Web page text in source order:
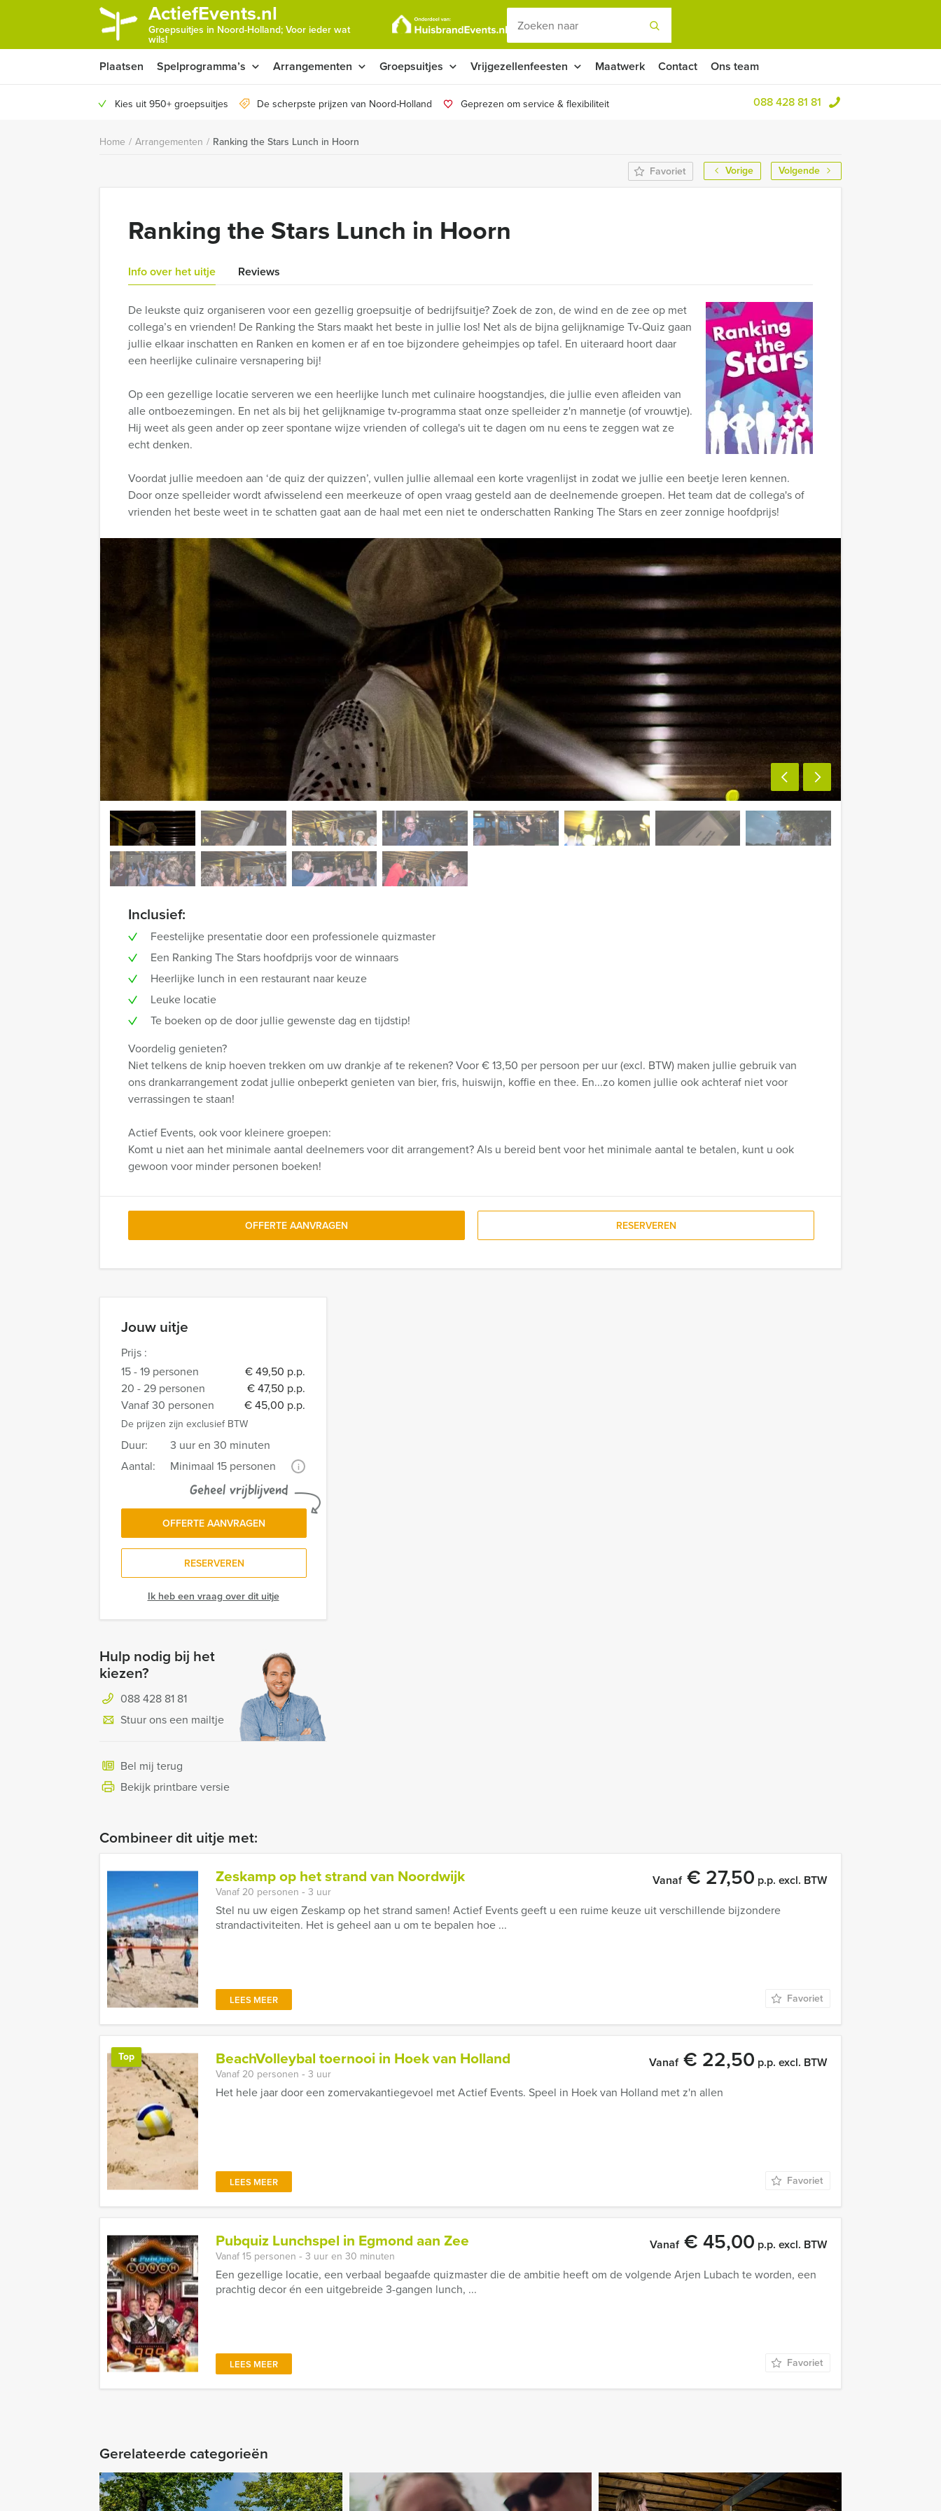
ActiefEvents.nl
Groepsuitjes in Noord-Holland; Voor ieder wat
wils!
Plaatsen Spelprogramma’s Arrangementen Groepsuitjes Vrijgezellenfeesten Maatwerk Contact Ons team
Kies uit 950+ groepsuitjes De scherpste prijzen van Noord-Holland Geprezen om service & flexibiliteit 088 428 81 81
Home / Arrangementen / Ranking the Stars Lunch in Hoorn
Vorige
Volgende
Favoriet
Jouw uitje
Prijs :
15 - 19 personen
€ 49,50 p.p.
20 - 29 personen
€ 47,50 p.p.
Vanaf 30 personen
€ 45,00 p.p.
De prijzen zijn exclusief BTW
Duur:
3 uur en 30 minuten
Aantal:
Minimaal 15 personen i
Geheel vrijblijvend
OFFERTE AANVRAGEN
RESERVEREN
Ik heb een vraag over dit uitje
Hulp nodig bij het
kiezen?
088 428 81 81
Stuur ons een mailtje
Bel mij terug
Bekijk printbare versie
Ranking the Stars Lunch in Hoorn
Info over het uitje Reviews
De leukste quiz organiseren voor een gezellig groepsuitje of bedrijfsuitje? Zoek de zon, de wind en de zee op met
collega’s en vrienden! De Ranking the Stars maakt het beste in jullie los! Net als de bijna gelijknamige Tv-Quiz gaan
jullie elkaar inschatten en Ranken en komen er af en toe bijzondere geheimpjes op tafel. En uiteraard hoort daar
een heerlijke culinaire versnapering bij!
Op een gezellige locatie serveren we een heerlijke lunch met culinaire hoogstandjes, die jullie even afleiden van
alle ontboezemingen. En net als bij het gelijknamige tv-programma staat onze spelleider z'n mannetje (of vrouwtje).
Hij weet als geen ander op zeer spontane wijze vrienden of collega's uit te dagen om nu eens te zeggen wat ze
echt denken.
Voordat jullie meedoen aan ‘de quiz der quizzen’, vullen jullie allemaal een korte vragenlijst in zodat we jullie een beetje leren kennen.
Door onze spelleider wordt afwisselend een meerkeuze of open vraag gesteld aan de deelnemende groepen. Het team dat de collega's of
vrienden het beste weet in te schatten gaat aan de haal met een niet te onderschatten Ranking The Stars en zeer zonnige hoofdprijs!
Inclusief:
Feestelijke presentatie door een professionele quizmaster
Een Ranking The Stars hoofdprijs voor de winnaars
Heerlijke lunch in een restaurant naar keuze
Leuke locatie
Te boeken op de door jullie gewenste dag en tijdstip!
Voordelig genieten?
Niet telkens de knip hoeven trekken om uw drankje af te rekenen? Voor € 13,50 per persoon per uur (excl. BTW) maken jullie gebruik van
ons drankarrangement zodat jullie onbeperkt genieten van bier, fris, huiswijn, koffie en thee. En...zo komen jullie ook achteraf niet voor
verrassingen te staan!
Actief Events, ook voor kleinere groepen:
Komt u niet aan het minimale aantal deelnemers voor dit arrangement? Als u bereid bent voor het minimale aantal te betalen, kunt u ook
gewoon voor minder personen boeken!
OFFERTE AANVRAGEN RESERVEREN
Combineer dit uitje met:
Zeskamp op het strand van Noordwijk
Vanaf€ 27,50 p.p. excl. BTW
Vanaf 20 personen ‐ 3 uur
Stel nu uw eigen Zeskamp op het strand samen! Actief Events geeft u een ruime keuze uit verschillende bijzondere
strandactiviteiten. Het is geheel aan u om te bepalen hoe ...
LEES MEER Favoriet
BeachVolleybal toernooi in Hoek van Holland
Top Vanaf€ 22,50 p.p. excl. BTW
Vanaf 20 personen ‐ 3 uur
Het hele jaar door een zomervakantiegevoel met Actief Events. Speel in Hoek van Holland met z'n allen
LEES MEER Favoriet
Pubquiz Lunchspel in Egmond aan Zee Vanaf€ 45,00 p.p. excl. BTW
Vanaf 15 personen ‐ 3 uur en 30 minuten
Een gezellige locatie, een verbaal begaafde quizmaster die de ambitie heeft om de volgende Arjen Lubach te worden, een
prachtig decor én een uitgebreide 3-gangen lunch, ...
LEES MEER Favoriet
Gerelateerde categorieën